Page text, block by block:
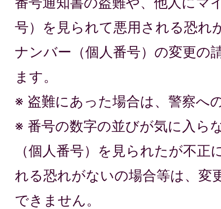
号）を見られて悪用される恐れ
ナンバー（個人番号）の変更の
ます。
※ 盗難にあった場合は、警察へ
※ 番号の数字の並びが気に入ら
（個人番号）を見られたが不
れる恐れがないの場合等は、変
できません。